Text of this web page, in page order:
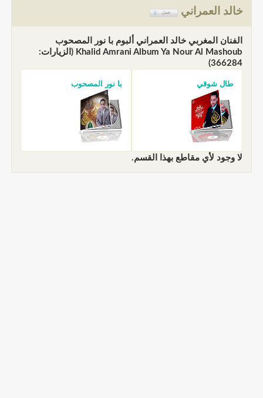
خالد العمراني
الفنان المغربي خالد العمراني ألبوم با نور المصحوب
Khalid Amrani Album Ya Nour Al Mashoub (الزيارات:
366284)
طال شوقي با نور المصحوب
لا وجود لأي مقاطع بهذا القسم.